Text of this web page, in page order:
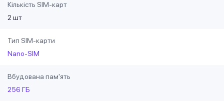
Кількість SIM-карт
2 шт
Тип SIM-карти
Nano-SIM
Вбудована пам'ять
256 ГБ